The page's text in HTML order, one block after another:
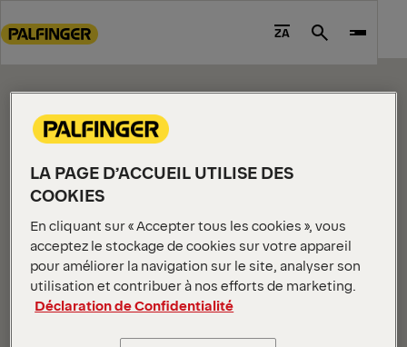
to
Go
footer
content
ZA Search
CONTENT PAGE
Please edit me.
INFORMATIONS SUR L'ENTREPRISE
À propos de nous
LA PAGE D’ACCUEIL UTILISE DES
COOKIES
En cliquant sur « Accepter tous les cookies », vous
acceptez le stockage de cookies sur votre appareil
pour améliorer la navigation sur le site, analyser son
utilisation et contribuer à nos efforts de marketing.
Déclaration de Confidentialité